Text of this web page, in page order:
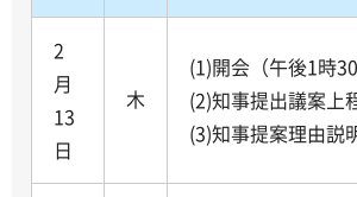
2
月
13
日
木
(1)開会（午後1時30
(2)知事提出議案上
(3)知事提案理由説